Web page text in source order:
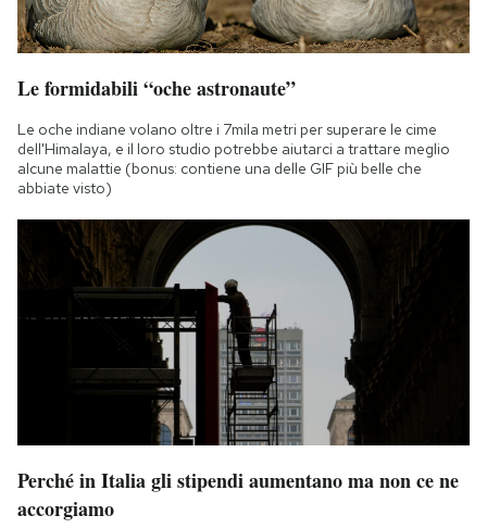
Le formidabili “oche astronaute”
Le oche indiane volano oltre i 7mila metri per superare le cime
dell'Himalaya, e il loro studio potrebbe aiutarci a trattare meglio
alcune malattie (bonus: contiene una delle GIF più belle che
abbiate visto)
Perché in Italia gli stipendi aumentano ma non ce ne
accorgiamo